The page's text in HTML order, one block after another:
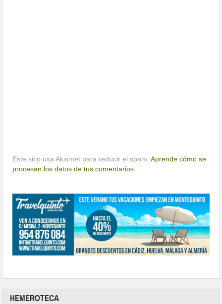
Este sitio usa Akismet para reducir el spam.Aprende cómo se
procesan los datos de tus comentarios.
HEMEROTECA